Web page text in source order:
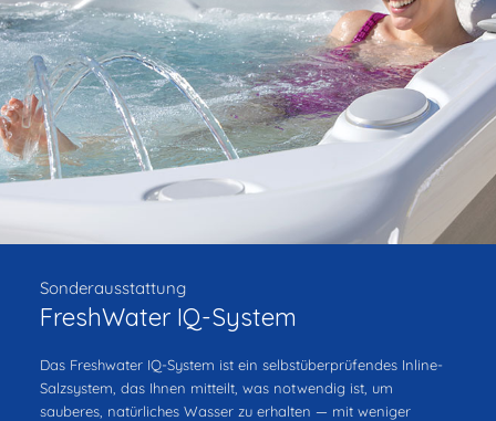
Sonderausstattung
FreshWater IQ-System
Das Freshwater IQ-System ist ein selbstüberprüfendes Inline-
Salzsystem, das Ihnen mitteilt, was notwendig ist, um
sauberes, natürliches Wasser zu erhalten — mit weniger